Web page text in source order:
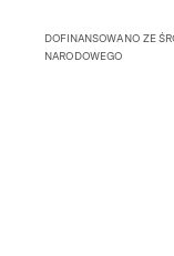
DOFINANSOWANO ZE
NARODOWEGO